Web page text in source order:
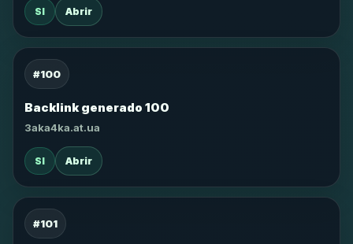
SI Abrir
#100
Backlink generado 100
3aka4ka.at.ua
SI Abrir
#101